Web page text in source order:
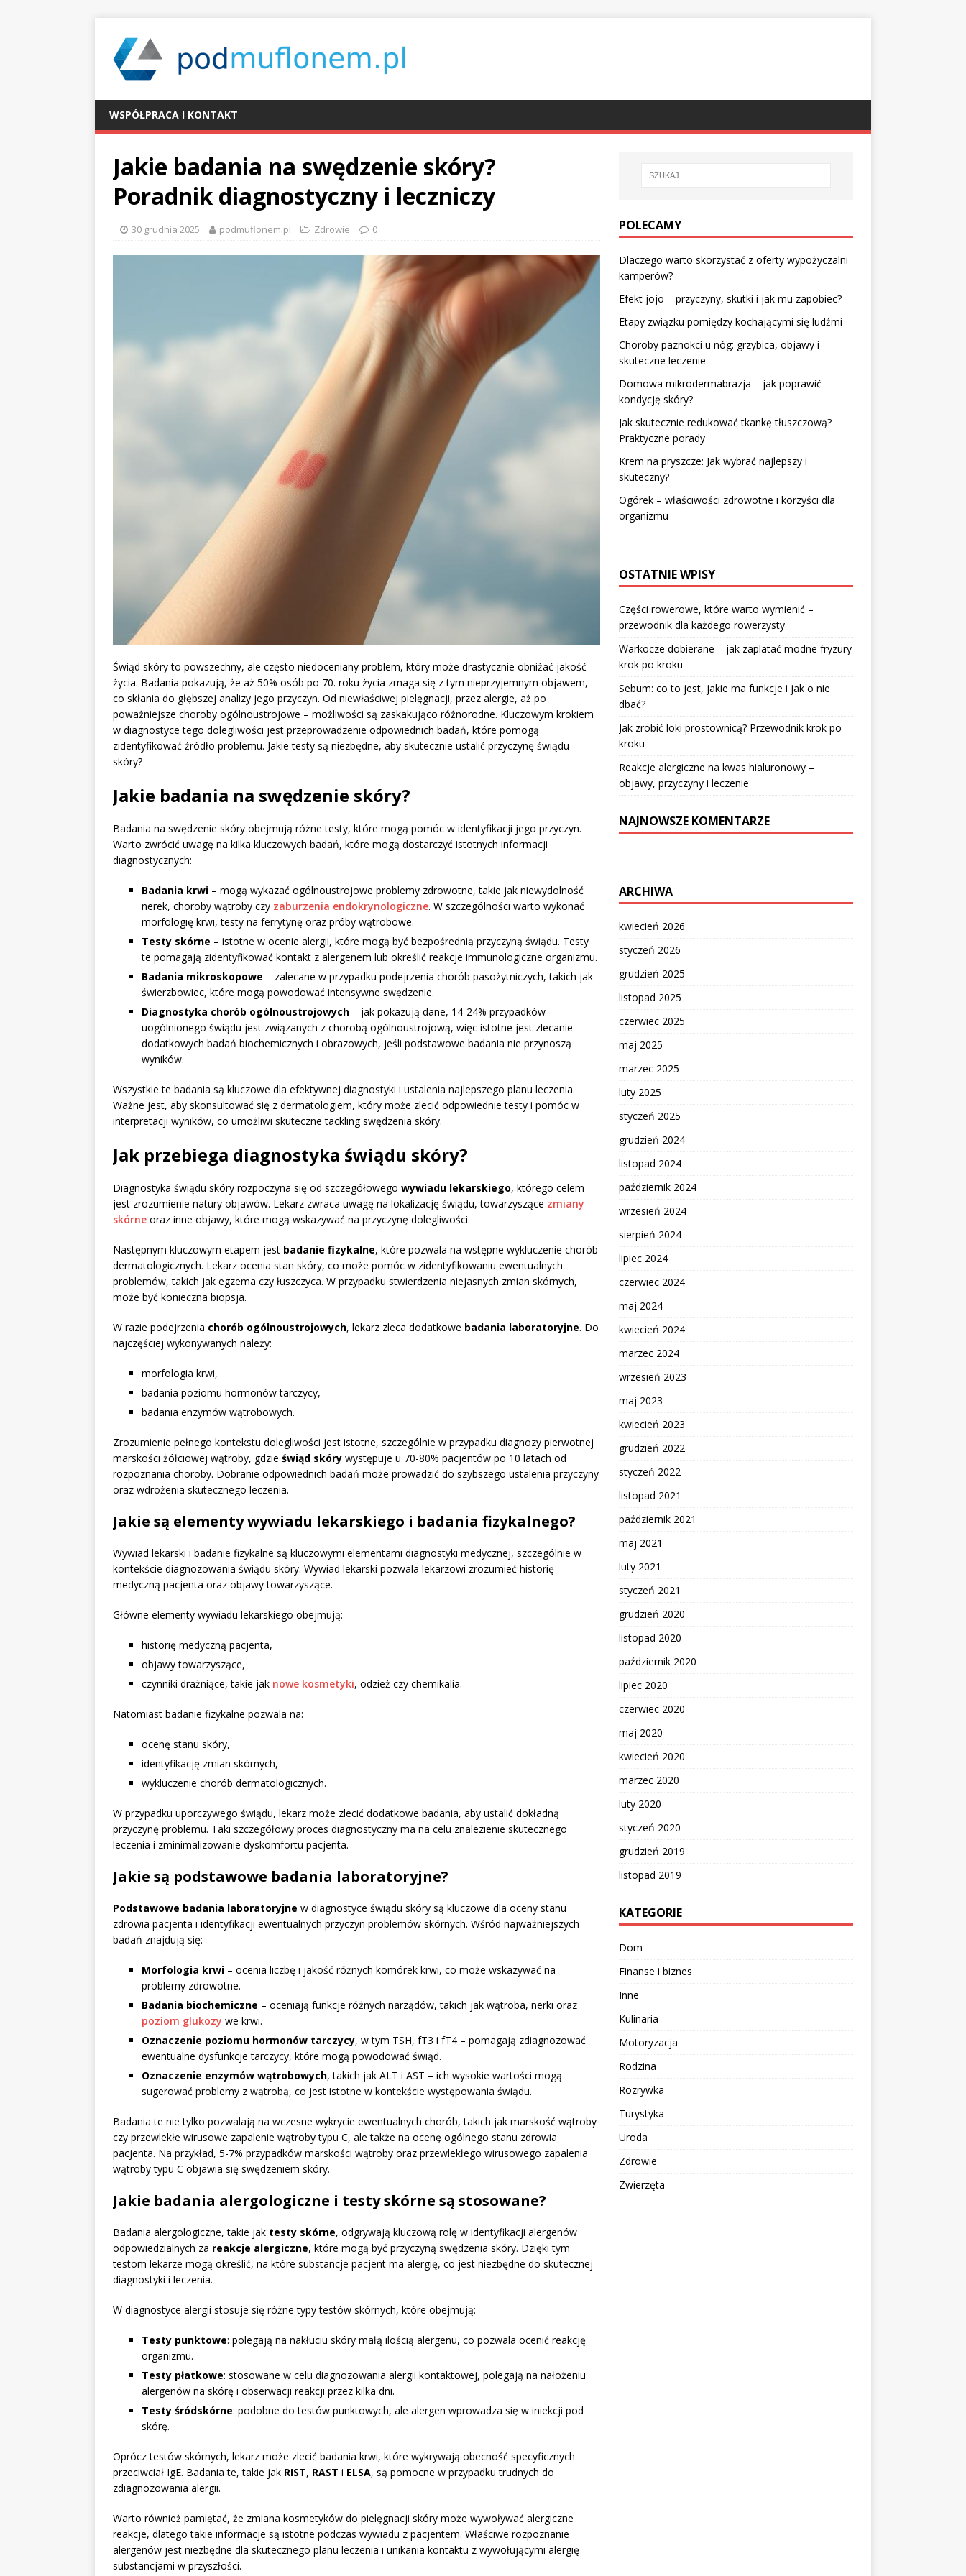
WSPÓŁPRACA I KONTAKT
Jakie badania na swędzenie skóry?
Poradnik diagnostyczny i leczniczy
30 grudnia 2025 podmuflonem.pl Zdrowie 0
Świąd skóry to powszechny, ale często niedoceniany problem, który może drastycznie obniżać jakość
życia. Badania pokazują, że aż 50% osób po 70. roku życia zmaga się z tym nieprzyjemnym objawem,
co skłania do głębszej analizy jego przyczyn. Od niewłaściwej pielęgnacji, przez alergie, aż po
poważniejsze choroby ogólnoustrojowe – możliwości są zaskakująco różnorodne. Kluczowym krokiem
w diagnostyce tego dolegliwości jest przeprowadzenie odpowiednich badań, które pomogą
zidentyfikować źródło problemu. Jakie testy są niezbędne, aby skutecznie ustalić przyczynę świądu
skóry?
Jakie badania na swędzenie skóry?
Badania na swędzenie skóry obejmują różne testy, które mogą pomóc w identyfikacji jego przyczyn.
Warto zwrócić uwagę na kilka kluczowych badań, które mogą dostarczyć istotnych informacji
diagnostycznych:
Badania krwi – mogą wykazać ogólnoustrojowe problemy zdrowotne, takie jak niewydolność
nerek, choroby wątroby czy zaburzenia endokrynologiczne. W szczególności warto wykonać
morfologię krwi, testy na ferrytynę oraz próby wątrobowe.
Testy skórne – istotne w ocenie alergii, które mogą być bezpośrednią przyczyną świądu. Testy
te pomagają zidentyfikować kontakt z alergenem lub określić reakcje immunologiczne organizmu.
Badania mikroskopowe – zalecane w przypadku podejrzenia chorób pasożytniczych, takich jak
świerzbowiec, które mogą powodować intensywne swędzenie.
Diagnostyka chorób ogólnoustrojowych – jak pokazują dane, 14-24% przypadków
uogólnionego świądu jest związanych z chorobą ogólnoustrojową, więc istotne jest zlecanie
dodatkowych badań biochemicznych i obrazowych, jeśli podstawowe badania nie przynoszą
wyników.
Wszystkie te badania są kluczowe dla efektywnej diagnostyki i ustalenia najlepszego planu leczenia.
Ważne jest, aby skonsultować się z dermatologiem, który może zlecić odpowiednie testy i pomóc w
interpretacji wyników, co umożliwi skuteczne tackling swędzenia skóry.
Jak przebiega diagnostyka świądu skóry?
Diagnostyka świądu skóry rozpoczyna się od szczegółowego wywiadu lekarskiego, którego celem
jest zrozumienie natury objawów. Lekarz zwraca uwagę na lokalizację świądu, towarzyszące zmiany
skórne oraz inne objawy, które mogą wskazywać na przyczynę dolegliwości.
Następnym kluczowym etapem jest badanie fizykalne, które pozwala na wstępne wykluczenie chorób
dermatologicznych. Lekarz ocenia stan skóry, co może pomóc w zidentyfikowaniu ewentualnych
problemów, takich jak egzema czy łuszczyca. W przypadku stwierdzenia niejasnych zmian skórnych,
może być konieczna biopsja.
W razie podejrzenia chorób ogólnoustrojowych, lekarz zleca dodatkowe badania laboratoryjne. Do
najczęściej wykonywanych należy:
morfologia krwi,
badania poziomu hormonów tarczycy,
badania enzymów wątrobowych.
Zrozumienie pełnego kontekstu dolegliwości jest istotne, szczególnie w przypadku diagnozy pierwotnej
marskości żółciowej wątroby, gdzie świąd skóry występuje u 70-80% pacjentów po 10 latach od
rozpoznania choroby. Dobranie odpowiednich badań może prowadzić do szybszego ustalenia przyczyny
oraz wdrożenia skutecznego leczenia.
Jakie są elementy wywiadu lekarskiego i badania fizykalnego?
Wywiad lekarski i badanie fizykalne są kluczowymi elementami diagnostyki medycznej, szczególnie w
kontekście diagnozowania świądu skóry. Wywiad lekarski pozwala lekarzowi zrozumieć historię
medyczną pacjenta oraz objawy towarzyszące.
Główne elementy wywiadu lekarskiego obejmują:
historię medyczną pacjenta,
objawy towarzyszące,
czynniki drażniące, takie jak nowe kosmetyki, odzież czy chemikalia.
Natomiast badanie fizykalne pozwala na:
ocenę stanu skóry,
identyfikację zmian skórnych,
wykluczenie chorób dermatologicznych.
W przypadku uporczywego świądu, lekarz może zlecić dodatkowe badania, aby ustalić dokładną
przyczynę problemu. Taki szczegółowy proces diagnostyczny ma na celu znalezienie skutecznego
leczenia i zminimalizowanie dyskomfortu pacjenta.
Jakie są podstawowe badania laboratoryjne?
Podstawowe badania laboratoryjne w diagnostyce świądu skóry są kluczowe dla oceny stanu
zdrowia pacjenta i identyfikacji ewentualnych przyczyn problemów skórnych. Wśród najważniejszych
badań znajdują się:
Morfologia krwi – ocenia liczbę i jakość różnych komórek krwi, co może wskazywać na
problemy zdrowotne.
Badania biochemiczne – oceniają funkcje różnych narządów, takich jak wątroba, nerki oraz
poziom glukozy we krwi.
Oznaczenie poziomu hormonów tarczycy, w tym TSH, fT3 i fT4 – pomagają zdiagnozować
ewentualne dysfunkcje tarczycy, które mogą powodować świąd.
Oznaczenie enzymów wątrobowych, takich jak ALT i AST – ich wysokie wartości mogą
sugerować problemy z wątrobą, co jest istotne w kontekście występowania świądu.
Badania te nie tylko pozwalają na wczesne wykrycie ewentualnych chorób, takich jak marskość wątroby
czy przewlekłe wirusowe zapalenie wątroby typu C, ale także na ocenę ogólnego stanu zdrowia
pacjenta. Na przykład, 5-7% przypadków marskości wątroby oraz przewlekłego wirusowego zapalenia
wątroby typu C objawia się swędzeniem skóry.
Jakie badania alergologiczne i testy skórne są stosowane?
Badania alergologiczne, takie jak testy skórne, odgrywają kluczową rolę w identyfikacji alergenów
odpowiedzialnych za reakcje alergiczne, które mogą być przyczyną swędzenia skóry. Dzięki tym
testom lekarze mogą określić, na które substancje pacjent ma alergię, co jest niezbędne do skutecznej
diagnostyki i leczenia.
W diagnostyce alergii stosuje się różne typy testów skórnych, które obejmują:
Testy punktowe: polegają na nakłuciu skóry małą ilością alergenu, co pozwala ocenić reakcję
organizmu.
Testy płatkowe: stosowane w celu diagnozowania alergii kontaktowej, polegają na nałożeniu
alergenów na skórę i obserwacji reakcji przez kilka dni.
Testy śródskórne: podobne do testów punktowych, ale alergen wprowadza się w iniekcji pod
skórę.
Oprócz testów skórnych, lekarz może zlecić badania krwi, które wykrywają obecność specyficznych
przeciwciał IgE. Badania te, takie jak RIST, RAST i ELSA, są pomocne w przypadku trudnych do
zdiagnozowania alergii.
Warto również pamiętać, że zmiana kosmetyków do pielęgnacji skóry może wywoływać alergiczne
reakcje, dlatego takie informacje są istotne podczas wywiadu z pacjentem. Właściwe rozpoznanie
alergenów jest niezbędne dla skutecznego planu leczenia i unikania kontaktu z wywołującymi alergię
substancjami w przyszłości.
POLECAMY
Dlaczego warto skorzystać z oferty wypożyczalni
kamperów?
Efekt jojo – przyczyny, skutki i jak mu zapobiec?
Etapy związku pomiędzy kochającymi się ludźmi
Choroby paznokci u nóg: grzybica, objawy i
skuteczne leczenie
Domowa mikrodermabrazja – jak poprawić
kondycję skóry?
Jak skutecznie redukować tkankę tłuszczową?
Praktyczne porady
Krem na pryszcze: Jak wybrać najlepszy i
skuteczny?
Ogórek – właściwości zdrowotne i korzyści dla
organizmu
OSTATNIE WPISY
Części rowerowe, które warto wymienić –
przewodnik dla każdego rowerzysty
Warkocze dobierane – jak zaplatać modne fryzury
krok po kroku
Sebum: co to jest, jakie ma funkcje i jak o nie
dbać?
Jak zrobić loki prostownicą? Przewodnik krok po
kroku
Reakcje alergiczne na kwas hialuronowy –
objawy, przyczyny i leczenie
NAJNOWSZE KOMENTARZE
ARCHIWA
kwiecień 2026
styczeń 2026
grudzień 2025
listopad 2025
czerwiec 2025
maj 2025
marzec 2025
luty 2025
styczeń 2025
grudzień 2024
listopad 2024
październik 2024
wrzesień 2024
sierpień 2024
lipiec 2024
czerwiec 2024
maj 2024
kwiecień 2024
marzec 2024
wrzesień 2023
maj 2023
kwiecień 2023
grudzień 2022
styczeń 2022
listopad 2021
październik 2021
maj 2021
luty 2021
styczeń 2021
grudzień 2020
listopad 2020
październik 2020
lipiec 2020
czerwiec 2020
maj 2020
kwiecień 2020
marzec 2020
luty 2020
styczeń 2020
grudzień 2019
listopad 2019
KATEGORIE
Dom
Finanse i biznes
Inne
Kulinaria
Motoryzacja
Rodzina
Rozrywka
Turystyka
Uroda
Zdrowie
Zwierzęta